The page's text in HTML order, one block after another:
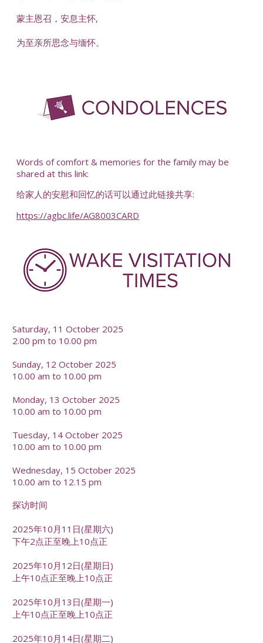
蒙主恩召，安息主怀,
为至亲所思念与缅怀。
Words of comfort & memories for the family may be
shared at this link:
给家人的安慰和回忆的话可以通过此链接共享:
https://agbc.life/AG8003CARD
Saturday, 11 October 2025
2.00 pm to 10.00 pm
Sunday, 12 October 2025
10.00 am to 10.00 pm
Monday, 13 October 2025
10.00 am to 10.00 pm
Tuesday, 14 October 2025
10.00 am to 10.00 pm
Wednesday, 15 October 2025
10.00 am to 12.15 pm
探访时间
2025年10月11日(星期六)
下午2点正至晚上10点正
2025年10月12日(星期日)
上午10点正至晚上10点正
2025年10月13日(星期一)
上午10点正至晚上10点正
2025年10月14日(星期二)